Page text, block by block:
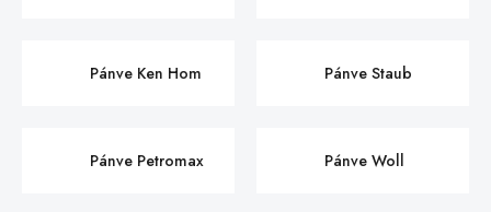
Pánve Ken Hom Pánve Staub
Pánve Petromax Pánve Woll